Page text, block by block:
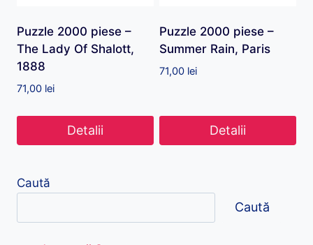
Puzzle 2000 piese –
The Lady Of Shalott,
1888
71,00 lei
Detalii
Puzzle 2000 piese –
Summer Rain, Paris
71,00 lei
Detalii
Caută
Caută